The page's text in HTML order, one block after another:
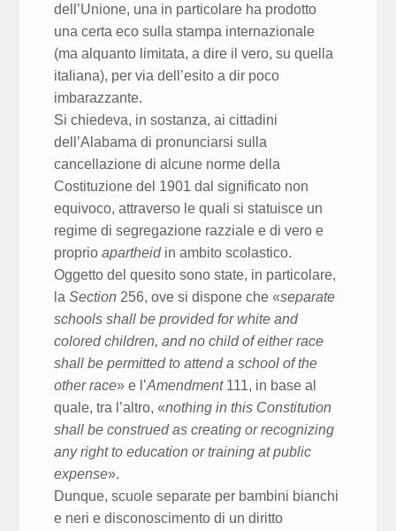
dell’Unione, una in particolare ha prodotto
una certa eco sulla stampa internazionale
(ma alquanto limitata, a dire il vero, su quella
italiana), per via dell’esito a dir poco
imbarazzante.
Si chiedeva, in sostanza, ai cittadini
dell’Alabama di pronunciarsi sulla
cancellazione di alcune norme della
Costituzione del 1901 dal significato non
equivoco, attraverso le quali si statuisce un
regime di segregazione razziale e di vero e
proprioapartheidin ambito scolastico.
Oggetto del quesito sono state, in particolare,
laSection 256, ove si dispone che «separate
schools shall be provided for white and
colored children, and no child of either race
shall be permitted to attend a school of the
other race» e l’Amendment111, in base al
quale, tra l’altro, «nothing in this Constitution
shall be construed as creating or recognizing
any right to education or training at public
expense».
Dunque, scuole separate per bambini bianchi
e neri e disconoscimento di un diritto